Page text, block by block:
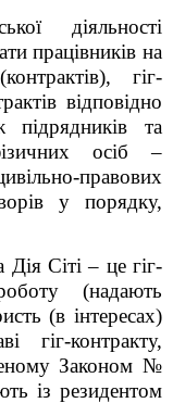
діяльності
працівників на
гіг-
відповідно
та
осіб –
правових
у порядку,
Сіті – це гіг-
(надають
(в інтересах)
гіг-контракту,
Законом №
із резидентом